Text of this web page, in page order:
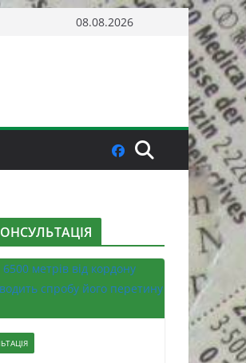
08.08.2026